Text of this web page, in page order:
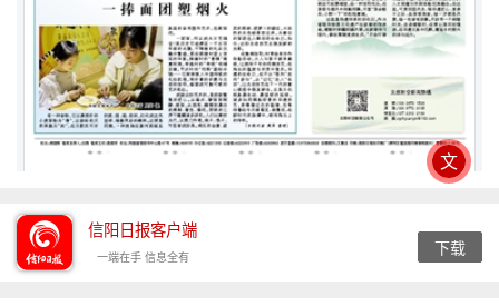
信阳日报客户端
一端在手 信息全有 下载
文